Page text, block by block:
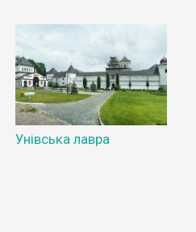
Унівська лавра